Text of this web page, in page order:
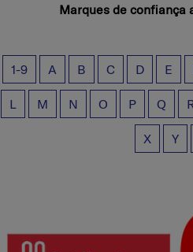
Marques de confiança
1-9 A B C D E
L M N O P Q
X Y